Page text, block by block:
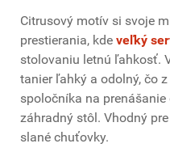
Citrusový motív si svoje
prestierania, kde veľký
stolovaniu letnú ľahkosť.
tanier ľahký a odolný, čo
spoločníka na
záhradný stôl. Vhodný
slané chuťovky.